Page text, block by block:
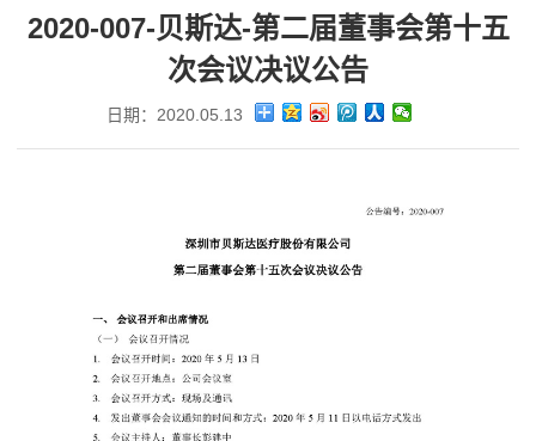
2020-007-贝斯达-第二届董事会第十五
次会议决议公告
日期：2020.05.13